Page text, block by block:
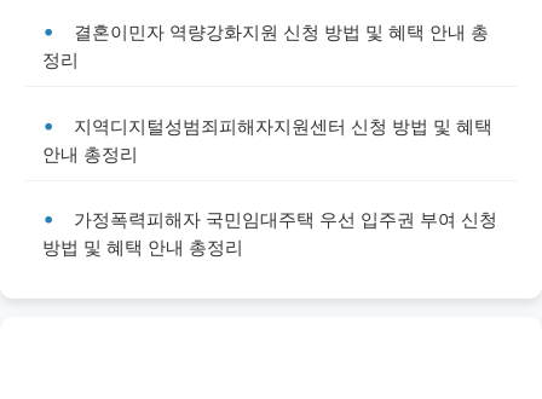
결혼이민자 역량강화지원 신청 방법 및 혜택 안내 총
정리
지역디지털성범죄피해자지원센터 신청 방법 및 혜택
안내 총정리
가정폭력피해자 국민임대주택 우선 입주권 부여 신청
방법 및 혜택 안내 총정리